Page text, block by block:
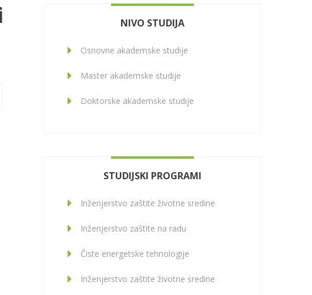
NIVO STUDIJA
Osnovne akademske studije
Master akademske studije
Doktorske akademske studije
STUDIJSKI PROGRAMI
Inženjerstvo zaštite životne sredine
Inženjerstvo zaštite na radu
Čiste energetske tehnologije
Inženjerstvo zaštite životne sredine